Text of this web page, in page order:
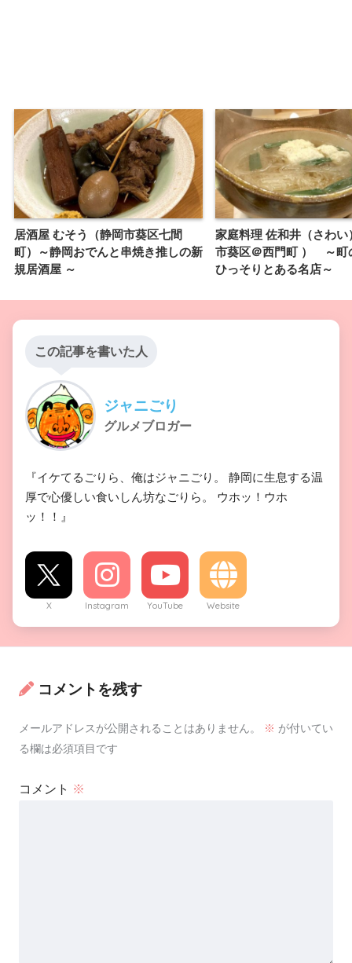
居酒屋 むそう（静岡市葵区七間
町）～静岡おでんと串焼き推しの新
規居酒屋 ～
家庭料理 佐和井（さわい
市葵区＠西門町 ） ～町
ひっそりとある名店～
この記事を書いた人
ジャニごり
グルメブロガー
『イケてるごりら、俺はジャニごり。 静岡に生息する温
厚で心優しい食いしん坊なごりら。 ウホッ！ウホ
ッ！！』
X Instagram YouTube Website
コメントを残す
メールアドレスが公開されることはありません。 ※ が付いてい
る欄は必須項目です
コメント ※